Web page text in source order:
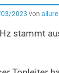
2023 von allure
stammt